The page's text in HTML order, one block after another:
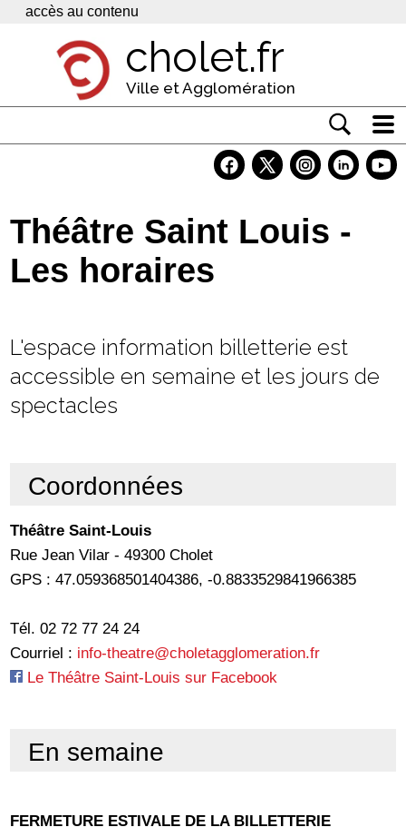
Panneau de gestion des cookies
accès au contenu
cholet.fr
Ville et Agglomération
Economie
Services
Théâtre Saint Louis -
Les horaires
L'espace information billetterie est
accessible en semaine et les jours de
spectacles
Coordonnées
Théâtre Saint-Louis
Rue Jean Vilar - 49300 Cholet
GPS : 47.059368501404386, -0.8833529841966385
Tél. 02 72 77 24 24
Courriel : info-theatre@choletagglomeration.fr
Le Théâtre Saint-Louis sur Facebook
En semaine
FERMETURE ESTIVALE DE LA BILLETTERIE